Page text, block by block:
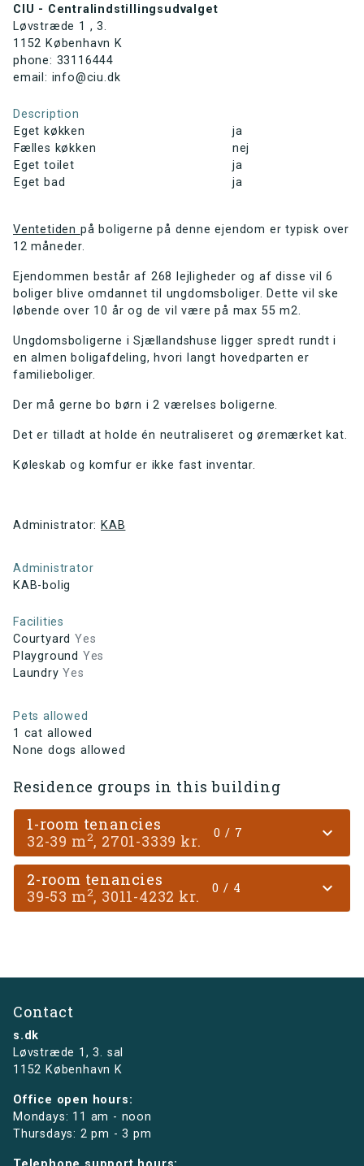
CIU - Centralindstillingsudvalget
Løvstræde 1 , 3.
1152 København K
phone: 33116444
email: info@ciu.dk
Description
Eget køkken
ja
Fælles køkken
nej
Eget toilet
ja
Eget bad
ja
Ventetiden på boligerne på denne ejendom er typisk over
12 måneder.
Ejendommen består af 268 lejligheder og af disse vil 6
boliger blive omdannet til ungdomsboliger. Dette vil ske
løbende over 10 år og de vil være på max 55 m2.
Ungdomsboligerne i Sjællandshuse ligger spredt rundt i
en almen boligafdeling, hvori langt hovedparten er
familieboliger.
Der må gerne bo børn i 2 værelses boligerne.
Det er tilladt at holde én neutraliseret og øremærket kat.
Køleskab og komfur er ikke fast inventar.
Administrator: KAB
Administrator
KAB-bolig
Facilities
Courtyard Yes
Playground Yes
Laundry Yes
Pets allowed
1 cat allowed
None dogs allowed
Residence groups in this building
1-room tenancies
32-39 m2, 2701-3339 kr. 0 / 7 expand_more
2-room tenancies
39-53 m2, 3011-4232 kr. 0 / 4 expand_more
Contact
s.dk
Løvstræde 1,3. sal
1152 København K
Office open hours:
Mondays: 11 am - noon
Thursdays: 2 pm - 3 pm